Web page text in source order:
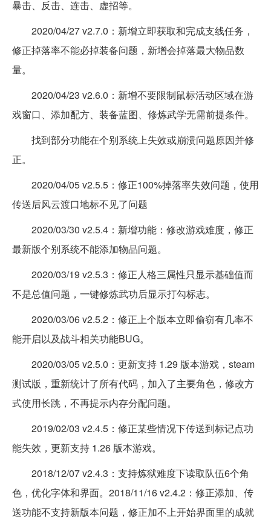
暴击、反击、连击、虚招等。
2020/04/27 v2.7.0：新增立即获取和完成支线任务，
修正掉落率不能必掉装备问题，新增会掉落最大物品数
量。
2020/04/23 v2.6.0：新增不要限制鼠标活动区域在游
戏窗口、添加配方、装备蓝图、修炼武学无需前提条件。
找到部分功能在个别系统上失效或崩溃问题原因并修
正。
2020/04/05 v2.5.5：修正100%掉落率失效问题，使用
传送后风云渡口地标不见了问题
2020/03/30 v2.5.4：新增功能：修改游戏难度，修正
最新版个别系统不能添加物品问题。
2020/03/19 v2.5.3：修正人格三属性只显示基础值而
不是总值问题，一键修炼武功后显示打勾标志。
2020/03/06 v2.5.2：修正上个版本立即偷窃有几率不
能开启以及战斗相关功能BUG。
2020/03/05 v2.5.0：更新支持 1.29 版本游戏，steam
测试版，重新统计了所有代码，加入了主要角色，修改方
式使用长跳，不再提示内存分配问题。
2019/02/03 v2.4.5：修正某些情况下传送到标记点功
能失效，更新支持 1.26 版本游戏。
2018/12/07 v2.4.3：支持炼狱难度下读取队伍6个角
色，优化字体和界面。2018/11/16 v2.4.2：修正添加、传
送功能不支持新版本问题，修正加不上开始界面里的成就